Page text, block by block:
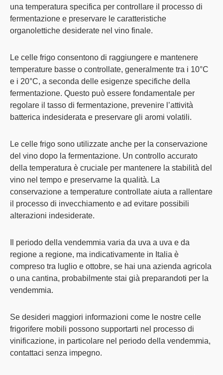
una temperatura specifica per controllare il processo di
fermentazione e preservare le caratteristiche
organolettiche desiderate nel vino finale.
Le celle frigo consentono di raggiungere e mantenere
temperature basse o controllate, generalmente tra i 10°C
e i 20°C, a seconda delle esigenze specifiche della
fermentazione. Questo può essere fondamentale per
regolare il tasso di fermentazione, prevenire l’attività
batterica indesiderata e preservare gli aromi volatili.
Le celle frigo sono utilizzate anche per la conservazione
del vino dopo la fermentazione. Un controllo accurato
della temperatura è cruciale per mantenere la stabilità del
vino nel tempo e preservarne la qualità. La
conservazione a temperature controllate aiuta a rallentare
il processo di invecchiamento e ad evitare possibili
alterazioni indesiderate.
Il periodo della vendemmia varia da uva a uva e da
regione a regione, ma indicativamente in Italia è
compreso tra luglio e ottobre, se hai una azienda agricola
o una cantina, probabilmente stai già preparandoti per la
vendemmia.
Se desideri maggiori informazioni come le nostre celle
frigorifere mobili possono supportarti nel processo di
vinificazione, in particolare nel periodo della vendemmia,
contattaci senza impegno.